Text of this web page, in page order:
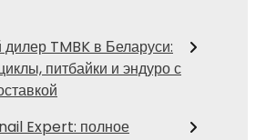
TMBK в Беларуси:
питбайки и эндуро с
Expert: полное